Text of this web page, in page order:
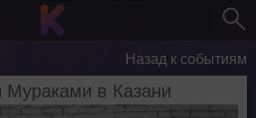
Назад к событиям
Мураками в Казани